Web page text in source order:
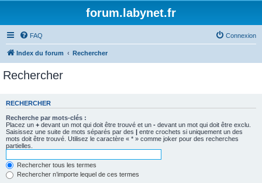
forum.labynet.fr
FAQ Connexion
Index du forum Rechercher
Rechercher
RECHERCHER
Recherche par mots-clés :
Placez un + devant un mot qui doit être trouvé et un - devant un mot qui doit être exclu.
Saisissez une suite de mots séparés par des | entre crochets si uniquement un des
mots doit être trouvé. Utilisez le caractère « * » comme joker pour des recherches
partielles.
Rechercher tous les termes
Rechercher n’importe lequel de ces termes